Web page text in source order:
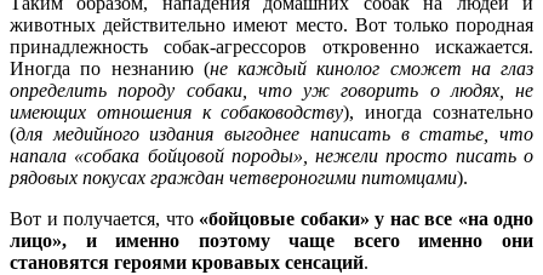
животных действительно имеют место. Вот только породная
принадлежность собак-агрессоров откровенно искажается.
Иногда по незнанию (не каждый кинолог сможет на глаз
определить породу собаки, что уж говорить о людях, не
имеющих отношения к собаководству), иногда сознательно
(для медийного издания выгоднее написать в статье, что
напала «собака бойцовой породы», нежели просто писать о
рядовых покусах граждан четвероногими питомцами).
Вот и получается, что «бойцовые собаки» у нас все «на одно
лицо», и именно поэтому чаще всего именно они
становятся героями кровавых сенсаций.